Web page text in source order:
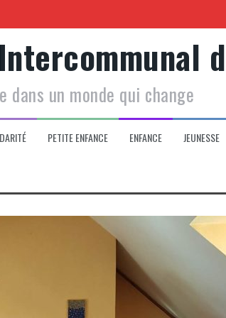
social
votre enfant
un monde qui change
PETITE ENFANCE ENFANCE JEUNESSE